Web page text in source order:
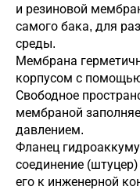
и резиновой
самого бака, для
среды.
Мембрана
корпусом с
Свободное
мембраной
давлением.
Фланец
соединение
его к инженерной